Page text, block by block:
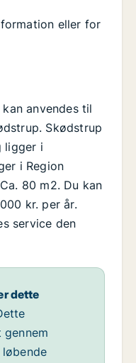
eller for
anvendes til
Skødstrup
ligger i
i Region
80 m2. Du kan
kr. per år.
service den
dette
løbende